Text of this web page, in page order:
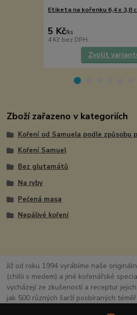
Etiketa na kořenku 6,4 x 3,8
5 Kč/ks
4 Kč bez DPH
Zvolit
Zboží zařazeno v kategoriích
Koření od Samuela podle způsobu
Koření Samuel
Bez glutamátů
Na ryby
Pečená masa
Nepálivé koření
Již od roku 1994 vyrábíme naše
(chilli s medem) a jiné kořenářské
vycházejí ze zkušeností a receptur
jak 500 různých šarží posbíraných